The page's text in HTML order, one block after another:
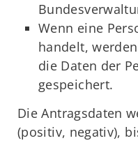
Wenn eine
handelt,
die Daten der
gespeichert.
Die Antragsdaten
(positiv, negativ),